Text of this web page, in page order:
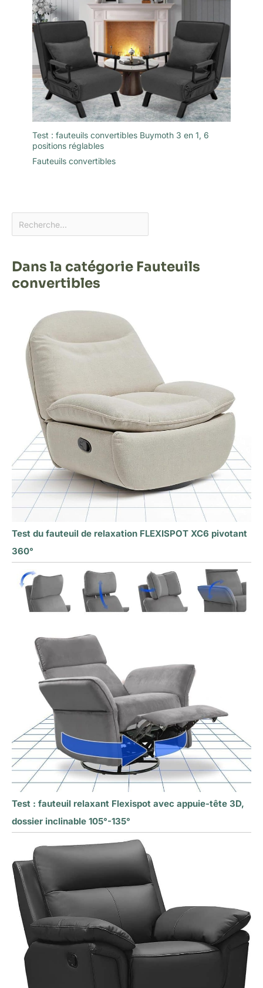
Test : fauteuils convertibles Buymoth 3 en 1, 6
positions réglables
Fauteuils convertibles
Dans la catégorie Fauteuils
convertibles
Test du fauteuil de relaxation FLEXISPOT XC6 pivotant
360°
Test : fauteuil relaxant Flexispot avec appuie-tête 3D,
dossier inclinable 105°-135°